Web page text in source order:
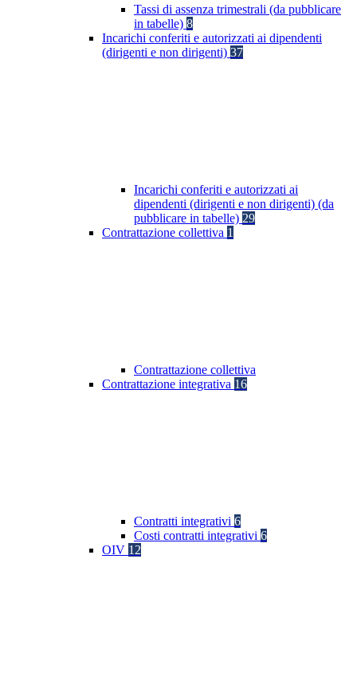
Tassi di assenza trimestrali (da pubblicare
in tabelle) 8
Incarichi conferiti e autorizzati ai dipendenti
(dirigenti e non dirigenti) 37
Incarichi conferiti e autorizzati ai
dipendenti (dirigenti e non dirigenti) (da
pubblicare in tabelle) 29
Contrattazione collettiva 1
Contrattazione collettiva
Contrattazione integrativa 16
Contratti integrativi 6
Costi contratti integrativi 6
OIV 12